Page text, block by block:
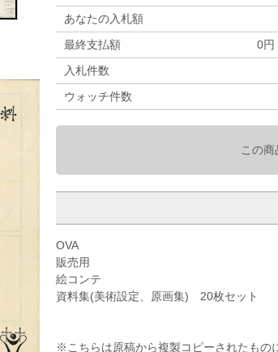
あなたの入札額
最終支払額
0
入札件数
ウォッチ件数
この
OVA
販売用
絵コンテ
資料集(美術設定、原画集) 20枚セット
※こちらは原稿から複製コピーされたもの